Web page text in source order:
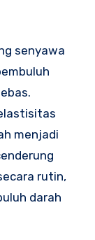
senyawa
menjadi
rutin,
darah